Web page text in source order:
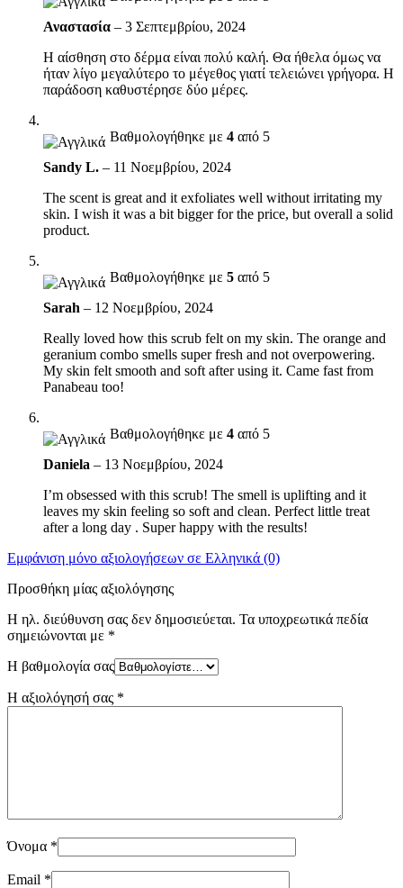
Αναστασία – 3 Σεπτεμβρίου, 2024
Η αίσθηση στο δέρμα είναι πολύ καλή. Θα ήθελα όμως να
ήταν λίγο μεγαλύτερο το μέγεθος γιατί τελειώνει γρήγορα. Η
παράδοση καθυστέρησε δύο μέρες.
Βαθμολογήθηκε με 4 από 5
Sandy L. – 11 Νοεμβρίου, 2024
The scent is great and it exfoliates well without irritating my
skin. I wish it was a bit bigger for the price, but overall a solid
product.
Βαθμολογήθηκε με 5 από 5
Sarah – 12 Νοεμβρίου, 2024
Really loved how this scrub felt on my skin. The orange and
geranium combo smells super fresh and not overpowering.
My skin felt smooth and soft after using it. Came fast from
Panabeau too!
Βαθμολογήθηκε με 4 από 5
Daniela – 13 Νοεμβρίου, 2024
I’m obsessed with this scrub! The smell is uplifting and it
leaves my skin feeling so soft and clean. Perfect little treat
after a long day . Super happy with the results!
Εμφάνιση μόνο αξιολογήσεων σε Ελληνικά (0)
Προσθήκη μίας αξιολόγησης
Η ηλ. διεύθυνση σας δεν δημοσιεύεται. Τα υποχρεωτικά πεδία
σημειώνονται με *
Η βαθμολογία σας
Η αξιολόγησή σας *
Όνομα *
Email *